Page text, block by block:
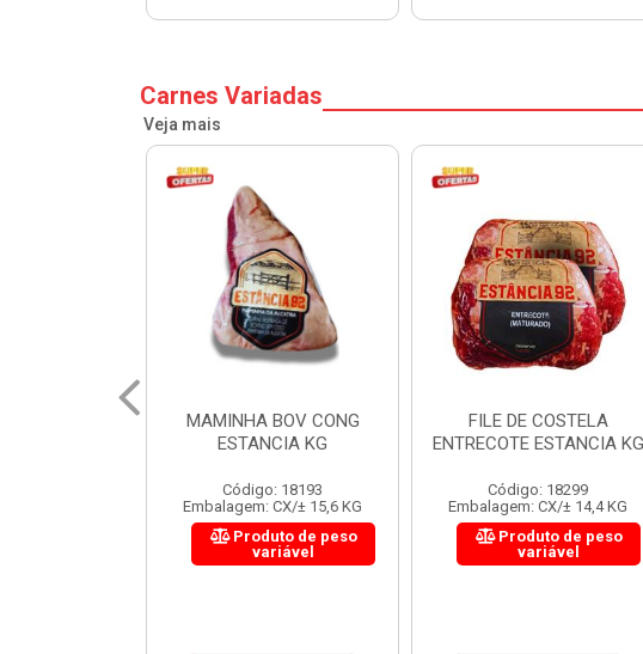
Carnes Variadas
Veja mais
FILE DE COSTELA
ENTRECOTE ESTANCIA KG
Código: 18299
Embalagem: CX/± 14,4 KG
Produto de peso
variável
CUPIM BOV CONG B PUL
KG
Código: 19965
Embalagem: CX/± 18,36 KG
Produto de peso
variável